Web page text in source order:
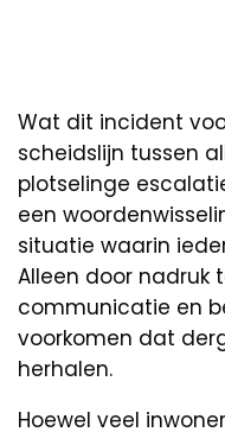
Wat dit incident
scheidslijn tussen
plotselinge
een
situatie waarin
Alleen door nadruk
communicatie en
voorkomen dat
herhalen.
Hoewel veel